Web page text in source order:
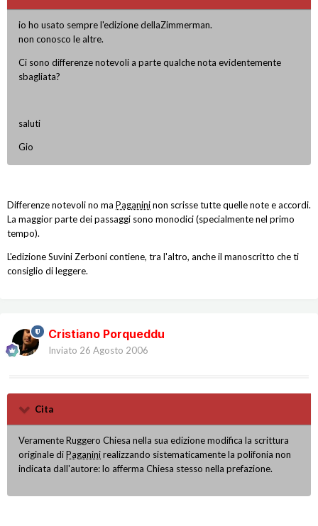
io ho usato sempre l'edizione dellaZimmerman.
non conosco le altre.
Ci sono differenze notevoli a parte qualche nota evidentemente
sbagliata?
saluti
Gio
Differenze notevoli no ma Paganininon scrisse tutte quelle note e accordi.
La maggior parte dei passaggi sono monodici (specialmente nel primo
tempo).
L'edizione Suvini Zerboni contiene, tra l'altro, anche il manoscritto che ti
consiglio di leggere.
Cristiano Porqueddu
Inviato 26 Agosto 2006
Cita
Veramente Ruggero Chiesa nella sua edizione modifica la scrittura
originale diPaganinirealizzando sistematicamente la polifonia non
indicata dall'autore: lo afferma Chiesa stesso nella prefazione.